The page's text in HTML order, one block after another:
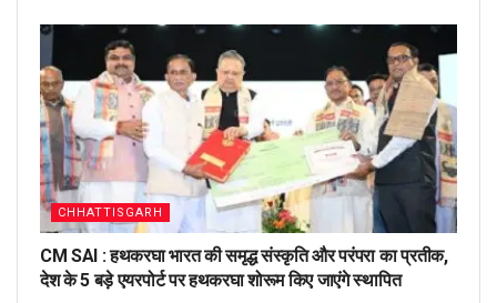
CHHATTISGARH
CM SAI : हथकरघा भारत की समृद्ध संस्कृति और परंपरा का प्रतीक,
देश के 5 बड़े एयरपोर्ट पर हथकरघा शोरूम किए जाएंगे स्थापित